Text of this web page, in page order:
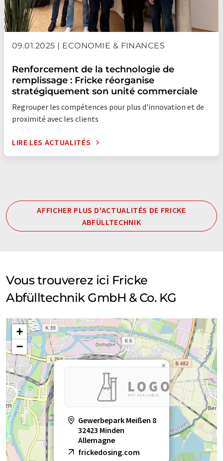
09.01.2025 | ECONOMIE & FINANCES
Renforcement de la technologie de
remplissage : Fricke réorganise
stratégiquement son unité commerciale
Regrouper les compétences pour plus d'innovation et de
proximité avec les clients
LIRE LES ACTUALITÉS
AFFICHER PLUS D'ACTUALITÉS DE FRICKE
ABFÜLLTECHNIK
Vous trouverez ici Fricke
Abfülltechnik GmbH & Co. KG
Gewerbepark Meißen 8
32423 Minden
Allemagne
frickedosing.com
×
+
−